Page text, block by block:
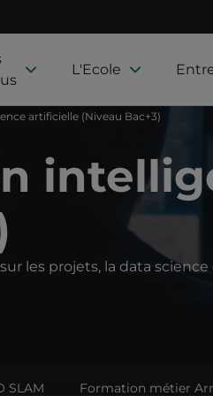
L'Ecole
artificielle (Niveau Bac+3)
les projets, la data
SLAM Formation métier